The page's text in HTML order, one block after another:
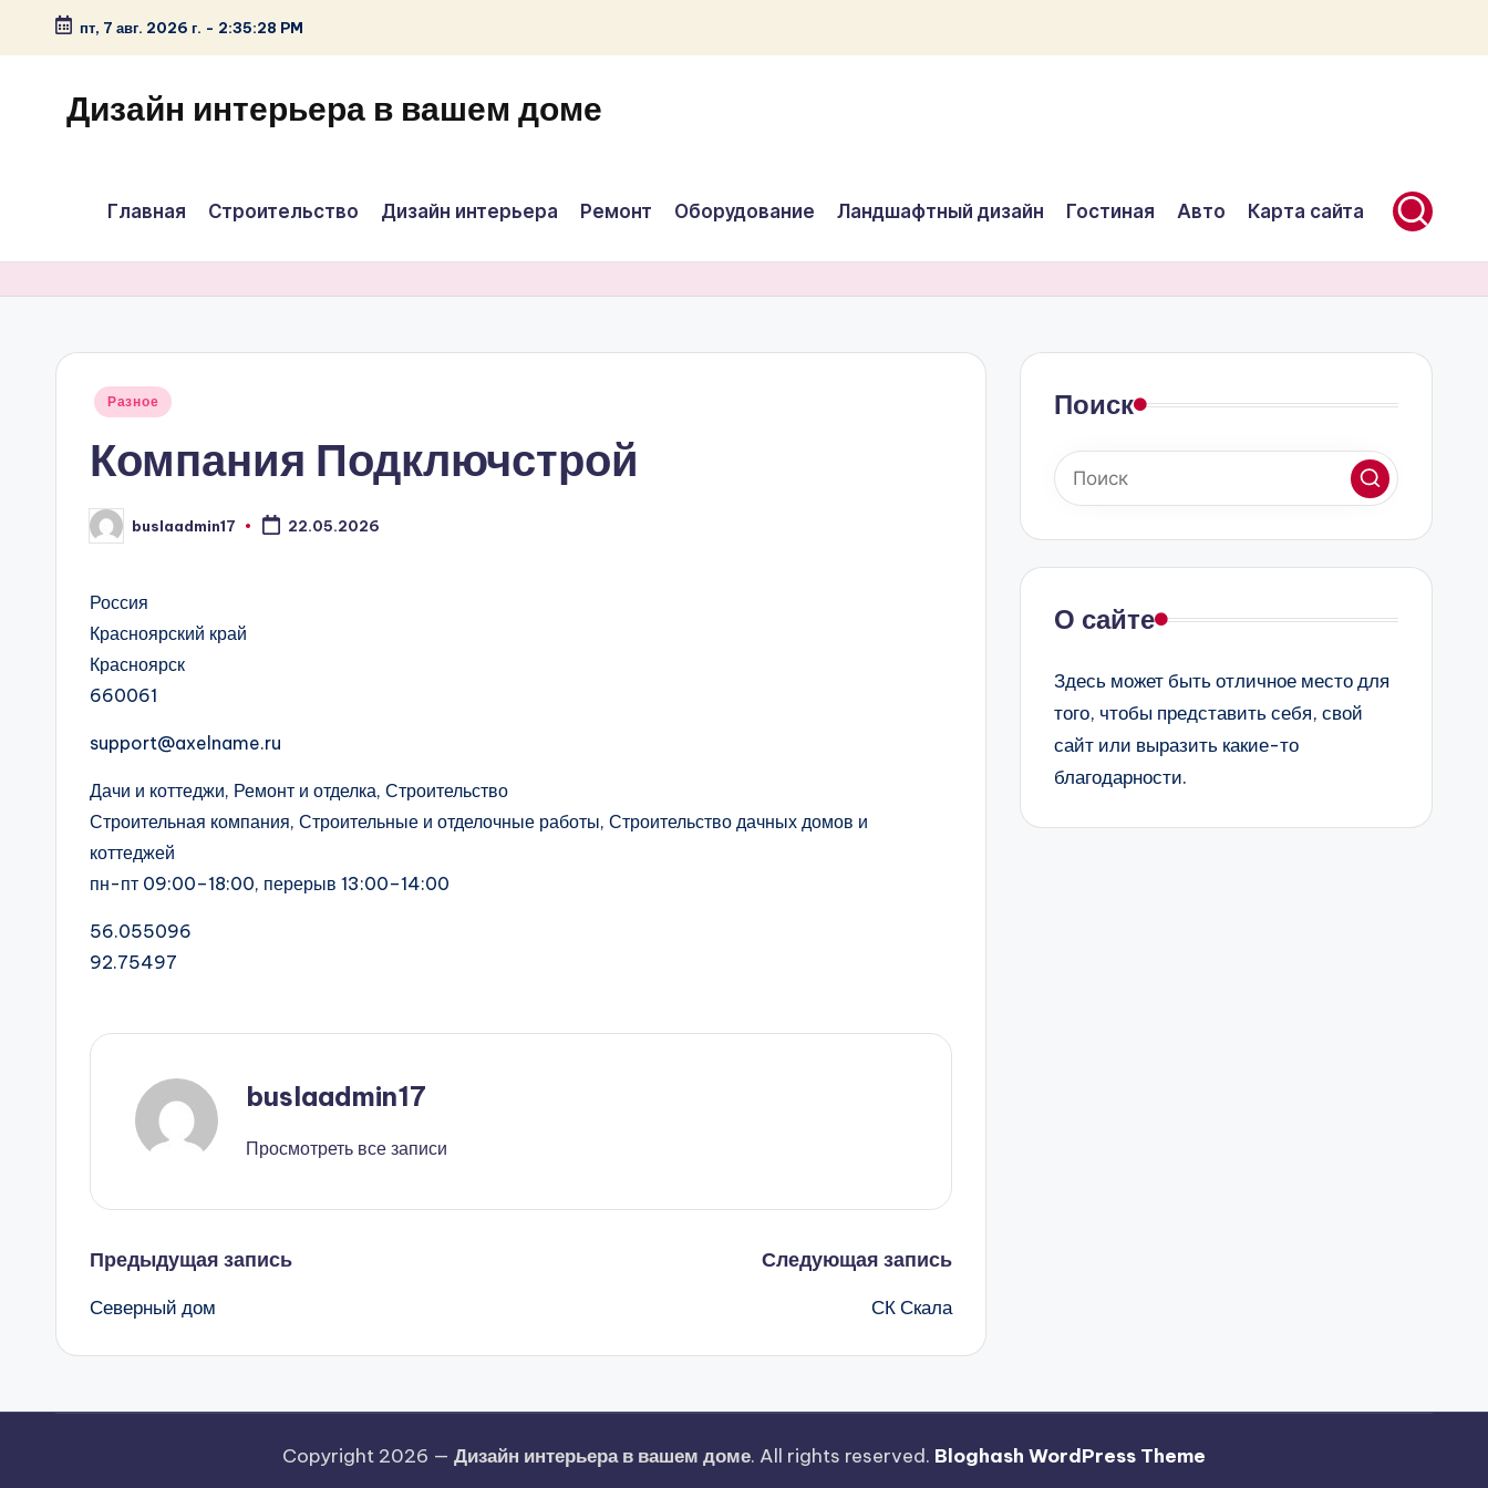
Перейти
содержимому
пт, 7 авг. 2026 г. - 2:35:28 PM
Дизайн интерьера в вашем доме
Главная Строительство Дизайн интерьера Ремонт Оборудование Ландшафтный дизайн Гостиная Авто Карта сайта
Опубликовано
Разное
Компания Подключстрой
Запись
от
buslaadmin17 22.05.2026
Россия
Красноярский край
Красноярск
660061
support@axelname.ru
Дачи и коттеджи, Ремонт и отделка, Строительство
Строительная компания, Строительные и отделочные работы, Строительство дачных домов и
коттеджей
пн-пт 09:00–18:00, перерыв 13:00–14:00
56.055096
92.75497
buslaadmin17
Просмотреть все записи
Навигация
записи
Предыдущая запись
Северный дом
Следующая запись
СК Скала
Поиск
О сайте
Здесь может быть отличное место для
того, чтобы представить себя, свой
сайт или выразить какие-то
благодарности.
Copyright 2026 — Дизайн интерьера в вашем доме. All rights reserved. Bloghash WordPress Theme